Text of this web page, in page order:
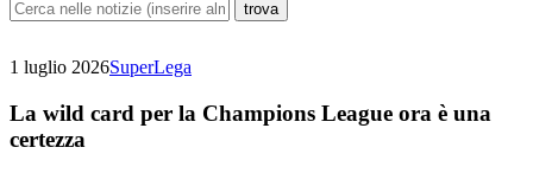
1 luglio 2026SuperLega
La wild card per la Champions League ora è una
certezza